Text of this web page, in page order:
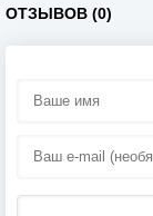
ОТЗЫВОВ (0)